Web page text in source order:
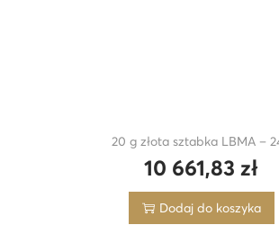
20 g złota sztabka LBMA –
10 661,83zł
Dodaj do koszyka